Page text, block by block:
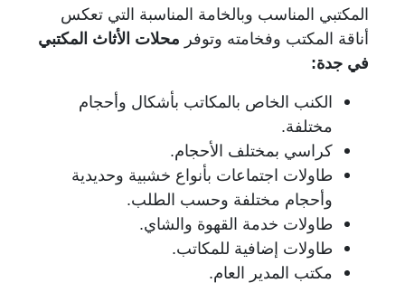
المكتبي المناسب وبالخامة المناسبة التي تعكس
أناقة المكتب وفخامته وتوفر محلات الأثاث المكتبي
في جدة:
الكنب الخاص بالمكاتب بأشكال وأحجام
مختلفة.
كراسي بمختلف الأحجام.
طاولات اجتماعات بأنواع خشبية وحديدية
وأحجام مختلفة وحسب الطلب.
طاولات خدمة القهوة والشاي.
طاولات إضافية للمكاتب.
مكتب المدير العام.